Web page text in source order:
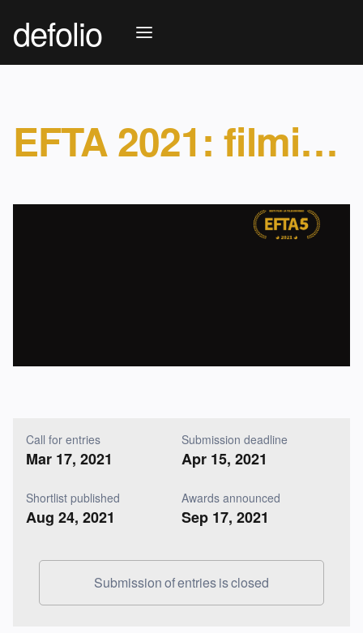
defolio
EFTA 2021: filmiauhindade konkurss
Call for entries
Mar 17, 2021
Submission deadline
Apr 15, 2021
Shortlist published
Aug 24, 2021
Awards announced
Sep 17, 2021
Submission of entries is closed